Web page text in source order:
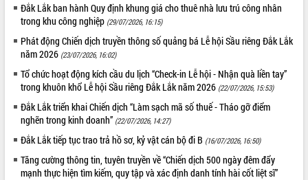
Đắk Lắk ban hành Quy định khung giá cho thuê nhà lưu trú công nhân
trong khu công nghiệp (29/07/2026, 16:15)
Phát động Chiến dịch truyền thông số quảng bá Lễ hội Sầu riêng Đắk Lắk
năm 2026 (23/07/2026, 16:02)
Tổ chức hoạt động kích cầu du lịch “Check-in Lễ hội - Nhận quà liền tay”
trong khuôn khổ Lễ hội Sầu riêng Đắk Lắk năm 2026 (22/07/2026, 15:53)
Đắk Lắk triển khai Chiến dịch “Làm sạch mã số thuế - Tháo gỡ điểm
nghẽn trong kinh doanh” (22/07/2026, 14:27)
Đắk Lắk tiếp tục trao trả hồ sơ, kỷ vật cán bộ đi B (16/07/2026, 16:50)
Tăng cường thông tin, tuyên truyền về “Chiến dịch 500 ngày đêm đẩy
mạnh thực hiện tìm kiếm, quy tập và xác định danh tính hài cốt liệt sĩ”